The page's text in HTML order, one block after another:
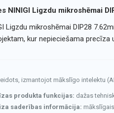
NINIGI Ligzdu mikroshēmai
Ligzdu mikroshēmai DIP28
kur nepieciešama precīza
izmantojot mākslīgo intelektu
produkta funkcijas: dažas
saderības informācija: